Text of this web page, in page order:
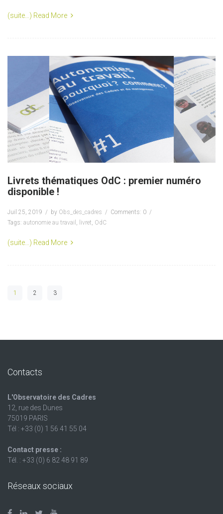
(suite…) Read More
Livrets thématiques OdC : premier numéro
disponible !
Juil 25, 2019 by Obs_des_cadres
Comments: 0
Tags: autonomie au travail , livret, OdC
(suite…) Read More
1 2 3
Contacts
L'Observatoire des Cadres
12, rue des Dunes
75019 PARIS
Tél : +33 (0) 1 56 41 55 04
Contact presse :
Tél. : +33 (0) 6 82 48 91 89
Réseaux sociaux